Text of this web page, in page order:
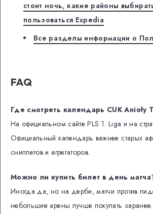
стоит ночь, какие районы
пользоваться Expedia
Все разделы информации о
FAQ
Где смотреть календарь CUK Anioły
На официальном сайте PLS 1. Liga и на
Официальный календарь важнее старых
сниппетов и агрегаторов.
Можно ли купить билет в день
Иногда да, но на дерби, матчи против
небольшие арены лучше покупать